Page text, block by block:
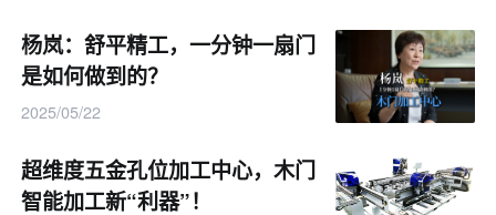
人力成本。同时精准的尺寸把控减少板材返工损耗，稳定
的加工精度也提升了成品良品率，为木门工厂实现精细化
信息来源：其他
杨岚：舒平精工，一分钟一扇门
是如何做到的？
2025/05/22
超维度五金孔位加工中心，木门
智能加工新“利器”！